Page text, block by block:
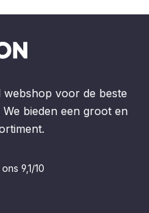
voor de beste
bieden een groot en
9,1/10